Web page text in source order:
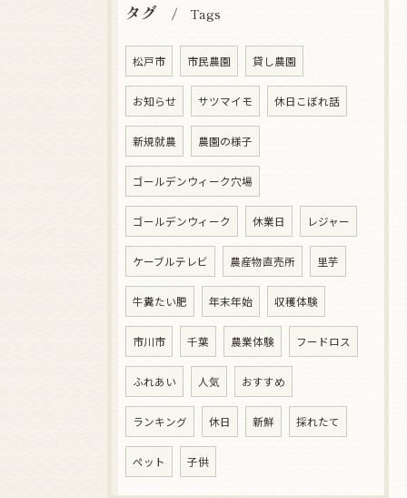
タグ Tags
松戸市 市民農園 貸し農園
お知らせ サツマイモ 休日こぼれ話
新規就農 農園の様子
ゴールデンウィーク穴場
ゴールデンウィーク 休業日 レジャー
ケーブルテレビ 農産物直売所 里芋
牛糞たい肥 年末年始 収穫体験
市川市 千葉 農業体験 フードロス
ふれあい 人気 おすすめ
ランキング 休日 新鮮 採れたて
ペット 子供